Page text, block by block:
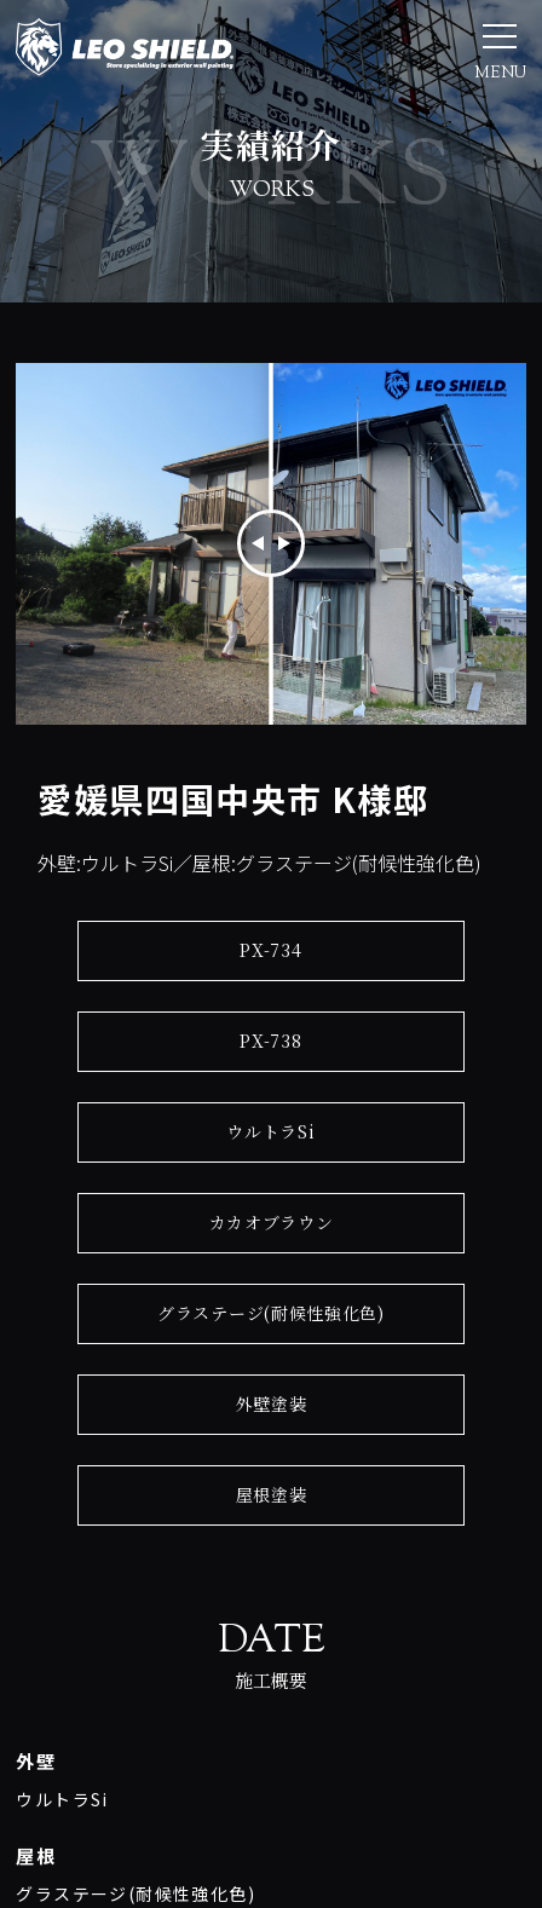
MENU
実績紹介
WORKS
愛媛県四国中央市 K様邸
外壁:ウルトラSi／屋根:グラステージ(耐候性強化色)
PX-734
PX-738
ウルトラSi
カカオブラウン
グラステージ(耐候性強化色)
外壁塗装
屋根塗装
DATE
施工概要
外壁
ウルトラSi
屋根
グラステージ(耐候性強化色)